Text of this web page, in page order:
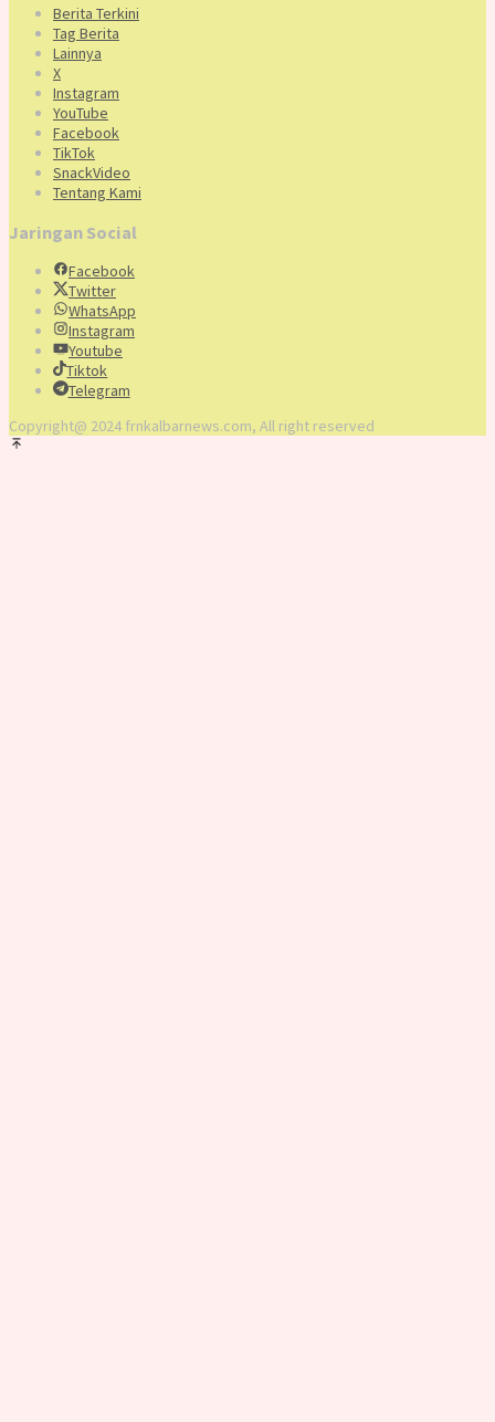
Berita Terkini
Tag Berita
Lainnya
X
Instagram
YouTube
Facebook
TikTok
SnackVideo
Tentang Kami
Jaringan Social
Facebook
Twitter
WhatsApp
Instagram
Youtube
Tiktok
Telegram
Copyright@ 2024 frnkalbarnews.com, All right reserved